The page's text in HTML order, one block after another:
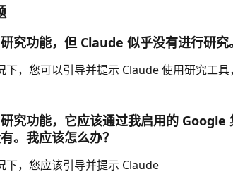
究功能，但 Claude 似乎没有进行研究
下，您可以引导并提示 Claude 使用研究工
究功能，它应该通过我启用的 Google
。我应该怎么办？
下，您应该引导并提示 Claude